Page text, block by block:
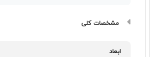
مشخصات کلی
ابعاد